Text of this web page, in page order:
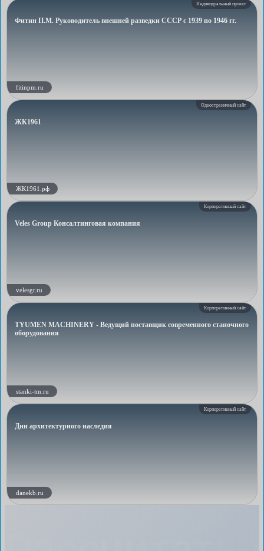
Индивидуальный проект
Фитин П.М. Руководитель внешней разведки СССР с 1939 по 1946 гг.
fitinpm.ru
Одностраничный сайт
ЖК1961
ЖК1961.рф
Корпоративный сайт
Veles Group Консалтинговая компания
velesgr.ru
Корпоративный сайт
TYUMEN MACHINERY - Ведущий поставщик современного станочного
оборудования
stanki-tm.ru
Корпоративный сайт
Дни архитектурного наследия
danekb.ru